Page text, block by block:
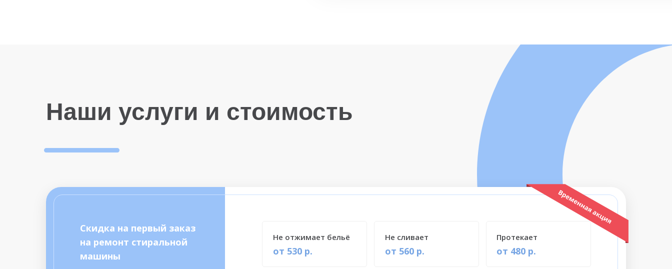
Наши услуги и стоимость
Скидка на первый заказ
на ремонт стиральной
машины
от 530 р.
Не отжимает бельё
от 560 р.
Не сливает
от 480 р.
Протекает